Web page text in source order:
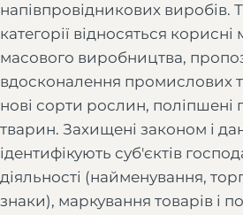
напівпровідникових виробів.
категорії відносяться корисні
масового виробництва,
вдосконалення промислових
нові сорти рослин, поліпшені
тварин. Захищені законом і
ідентифікують суб'єктів
діяльності (найменування,
знаки), маркування товарів і